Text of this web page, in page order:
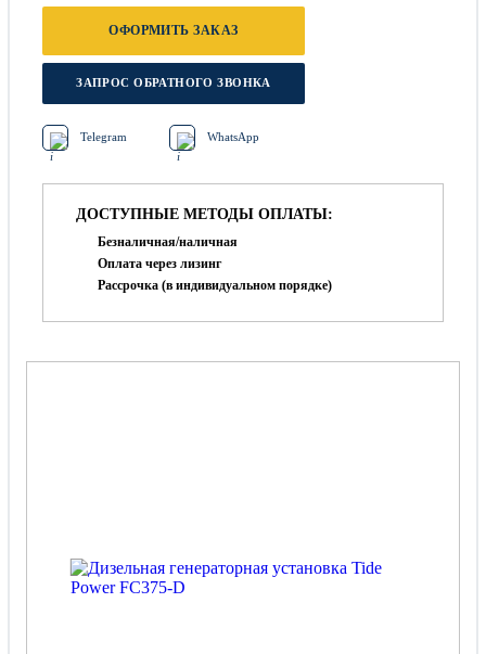
ОФОРМИТЬ ЗАКАЗ
ЗАПРОС ОБРАТНОГО ЗВОНКА
Telegram WhatsApp
ДОСТУПНЫЕ МЕТОДЫ ОПЛАТЫ:
Безналичная/наличная
Оплата через лизинг
Рассрочка (в индивидуальном порядке)